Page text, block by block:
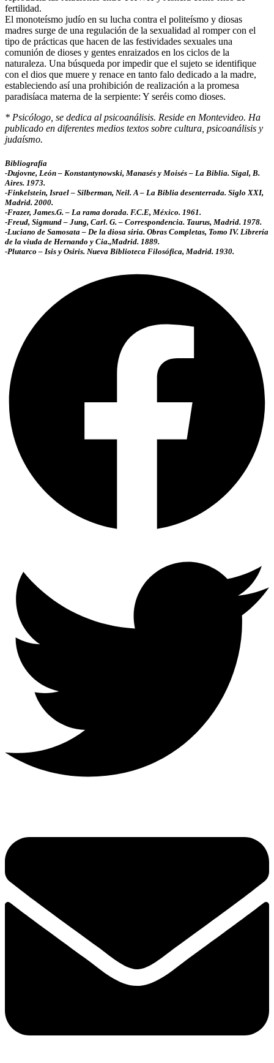
fertilidad.
El monoteísmo judío en su lucha contra el politeísmo y diosas
madres surge de una regulación de la sexualidad al romper con el
tipo de prácticas que hacen de las festividades sexuales una
comunión de dioses y gentes enraizados en los ciclos de la
naturaleza. Una búsqueda por impedir que el sujeto se identifique
con el dios que muere y renace en tanto falo dedicado a la madre,
estableciendo así una prohibición de realización a la promesa
paradisíaca materna de la serpiente: Y seréis como dioses.
* Psicólogo, se dedica al psicoanálisis. Reside en Montevideo. Ha
publicado en diferentes medios textos sobre cultura, psicoanálisis y
judaísmo.
Bibliografía
-Dujovne, León – Konstantynowski, Manasés y Moisés – La Biblia. Sigal, B.
Aires. 1973.
-Finkelstein, Israel – Silberman, Neil. A – La Biblia desenterrada. Siglo XXI,
Madrid. 2000.
-Frazer, James.G. – La rama dorada. F.C.E, México. 1961.
-Freud, Sigmund – Jung, Carl. G. – Correspondencia. Taurus, Madrid. 1978.
-Luciano de Samosata – De la diosa siria. Obras Completas, Tomo IV. Librería
de la viuda de Hernando y Cia.,Madrid. 1889.
-Plutarco – Isis y Osiris. Nueva Biblioteca Filosófica, Madrid. 1930.